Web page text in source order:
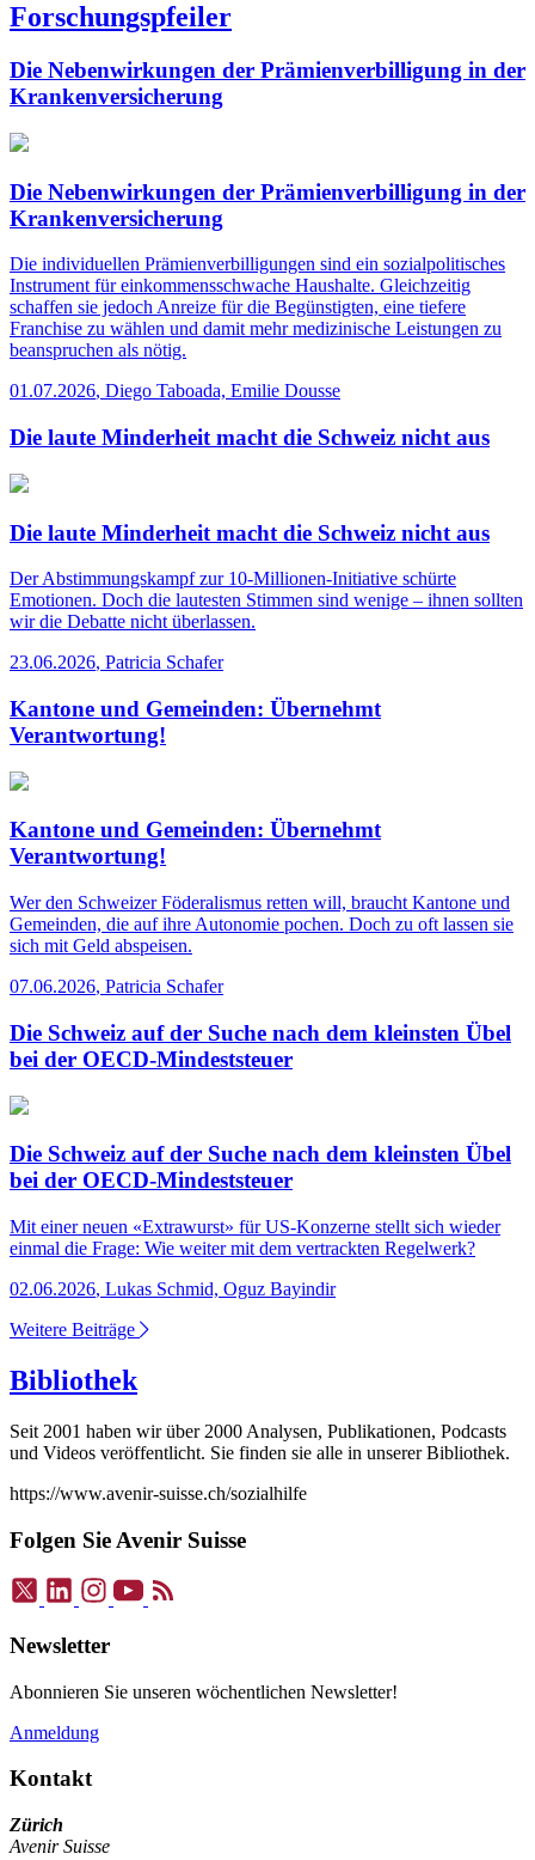
Forschungspfeiler
Die Nebenwirkungen der Prämienverbilligung in der
Krankenversicherung
Die Nebenwirkungen der Prämienverbilligung in der
Krankenversicherung
Die individuellen Prämienverbilligungen sind ein sozialpolitisches
Instrument für einkommensschwache Haushalte. Gleichzeitig
schaffen sie jedoch Anreize für die Begünstigten, eine tiefere
Franchise zu wählen und damit mehr medizinische Leistungen zu
beanspruchen als nötig.
01.07.2026, Diego Taboada, Emilie Dousse
Die laute Minderheit macht die Schweiz nicht aus
Die laute Minderheit macht die Schweiz nicht aus
Der Abstimmungskampf zur 10-Millionen-Initiative schürte
Emotionen. Doch die lautesten Stimmen sind wenige – ihnen sollten
wir die Debatte nicht überlassen.
23.06.2026, Patricia Schafer
Kantone und Gemeinden: Übernehmt
Verantwortung!
Kantone und Gemeinden: Übernehmt
Verantwortung!
Wer den Schweizer Föderalismus retten will, braucht Kantone und
Gemeinden, die auf ihre Autonomie pochen. Doch zu oft lassen sie
sich mit Geld abspeisen.
07.06.2026, Patricia Schafer
Die Schweiz auf der Suche nach dem kleinsten Übel
bei der OECD-Mindeststeuer
Die Schweiz auf der Suche nach dem kleinsten Übel
bei der OECD-Mindeststeuer
Mit einer neuen «Extrawurst» für US-Konzerne stellt sich wieder
einmal die Frage: Wie weiter mit dem vertrackten Regelwerk?
02.06.2026, Lukas Schmid, Oguz Bayindir
Weitere Beiträge
Bibliothek
Seit 2001 haben wir über 2000 Analysen, Publikationen, Podcasts
und Videos veröffentlicht. Sie finden sie alle in unserer Bibliothek.
https://www.avenir-suisse.ch/sozialhilfe
Folgen Sie Avenir Suisse
Newsletter
Abonnieren Sie unseren wöchentlichen Newsletter!
Anmeldung
Kontakt
Zürich
Avenir Suisse